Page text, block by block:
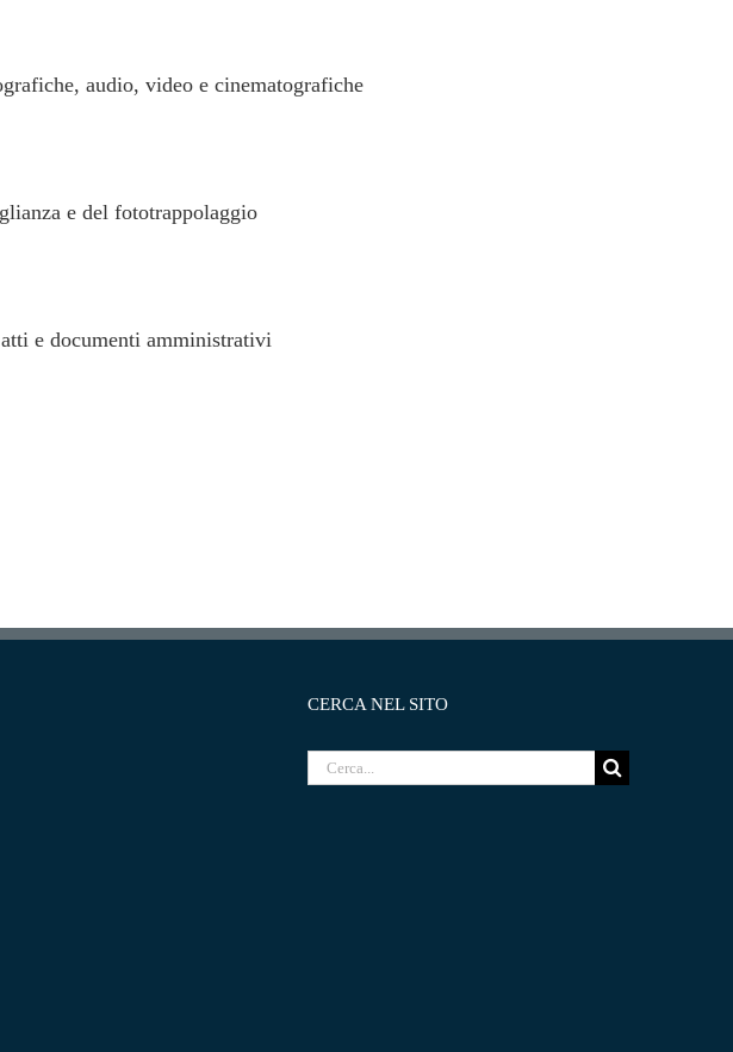
audio, video e cinematografiche
e del fototrappolaggio
e documenti amministrativi
CERCA NEL SITO
Cerca